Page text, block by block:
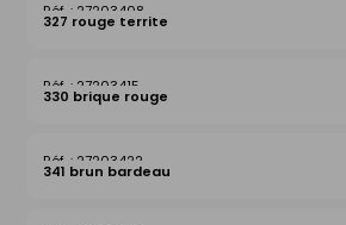
27203408
327 rouge territe
27203415
330 brique rouge
27203422
341 brun bardeau